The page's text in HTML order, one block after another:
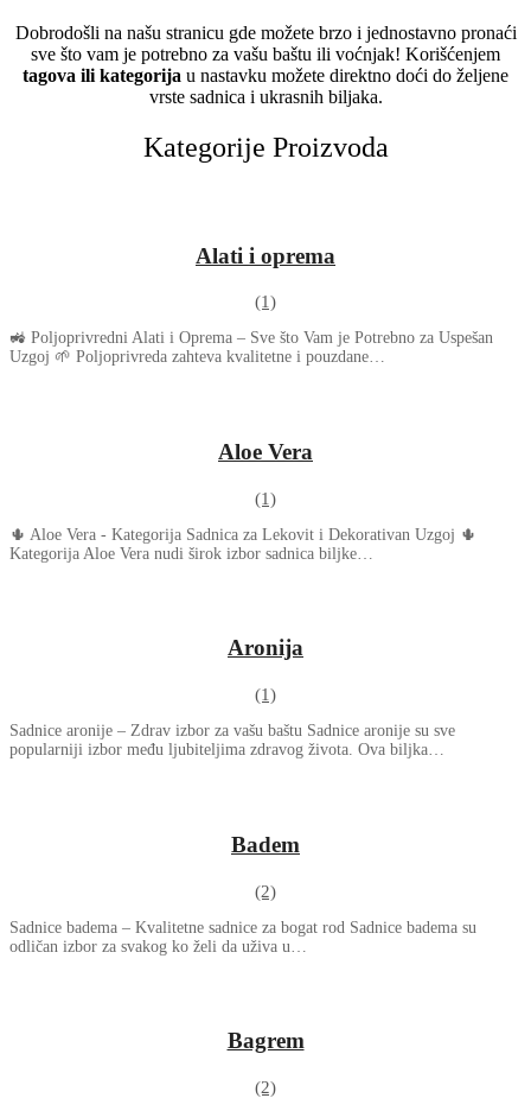
Dobrodošli na našu stranicu gde možete brzo i jednostavno pronaći
sve što vam je potrebno za vašu baštu ili voćnjak! Korišćenjem
tagova ili kategorija u nastavku možete direktno doći do željene
vrste sadnica i ukrasnih biljaka.
Kategorije Proizvoda
Alati i oprema
(1)
🚜 Poljoprivredni Alati i Oprema – Sve što Vam je Potrebno za Uspešan
Uzgoj 🌱 Poljoprivreda zahteva kvalitetne i pouzdane…
Aloe Vera
(1)
🌵 Aloe Vera - Kategorija Sadnica za Lekovit i Dekorativan Uzgoj 🌵
Kategorija Aloe Vera nudi širok izbor sadnica biljke…
Aronija
(1)
Sadnice aronije – Zdrav izbor za vašu baštu Sadnice aronije su sve
popularniji izbor među ljubiteljima zdravog života. Ova biljka…
Badem
(2)
Sadnice badema – Kvalitetne sadnice za bogat rod Sadnice badema su
odličan izbor za svakog ko želi da uživa u…
Bagrem
(2)